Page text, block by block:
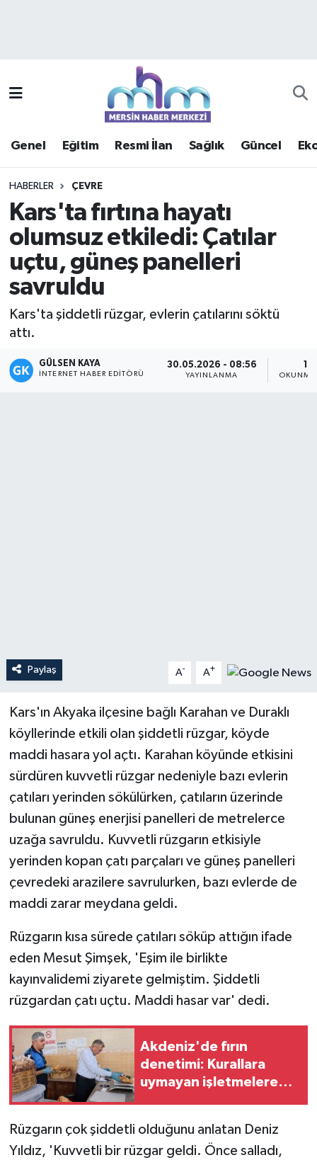
Genel Eğitim Resmi İlan Sağlık Güncel
HABERLER ÇEVRE
Kars'ta fırtına hayatı
olumsuz etkiledi: Çatılar
uçtu, güneş panelleri
savruldu
Kars'ta şiddetli rüzgar, evlerin çatılarını söktü
attı.
GÜLSEN KAYA
İNTERNET HABER EDITÖRÜ
30.05.2026 - 08:56
YAYINLANMA OKUNMA
Paylaş A- A+
Kars'ın Akyaka ilçesine bağlı Karahan ve Duraklı
köyllerinde etkili olan şiddetli rüzgar, köyde
maddi hasara yol açtı. Karahan köyünde etkisini
sürdüren kuvvetli rüzgar nedeniyle bazı evlerin
çatıları yerinden sökülürken, çatıların üzerinde
bulunan güneş enerjisi panelleri de metrelerce
uzağa savruldu. Kuvvetli rüzgarın etkisiyle
yerinden kopan çatı parçaları ve güneş panelleri
çevredeki arazilere savrulurken, bazı evlerde de
maddi zarar meydana geldi.
Rüzgarın kısa sürede çatıları söküp attığın ifade
eden Mesut Şimşek, 'Eşim ile birlikte
kayınvalidemi ziyarete gelmiştim. Şiddetli
rüzgardan çatı uçtu. Maddi hasar var' dedi.
Akdeniz'de fırın
denetimi: Kurallara
uymayan işletmelere
Rüzgarın çok şiddetli olduğunu anlatan Deniz
Yıldız, 'Kuvvetli bir rüzgar geldi. Önce salladı,
Güncel
Haberde insan
Kültür - Sanat
Mersin
Teknoloji
Mersin Trafik Yoğunluk Haritası
Süper Lig Puan Durumu ve Fikstür
Haber Arşivi